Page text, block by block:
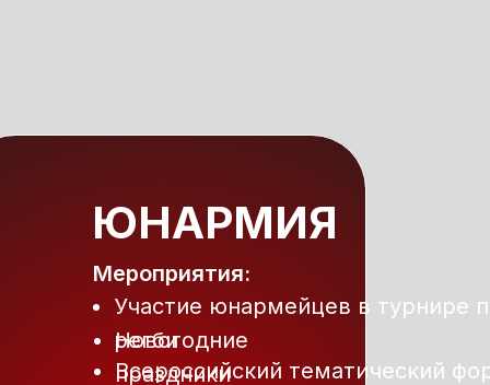
ЮНАРМИЯ
Участие юнармейцев в турнире
регби
Новогодние
праздники
Всероссийский тематический
Мероприятия: